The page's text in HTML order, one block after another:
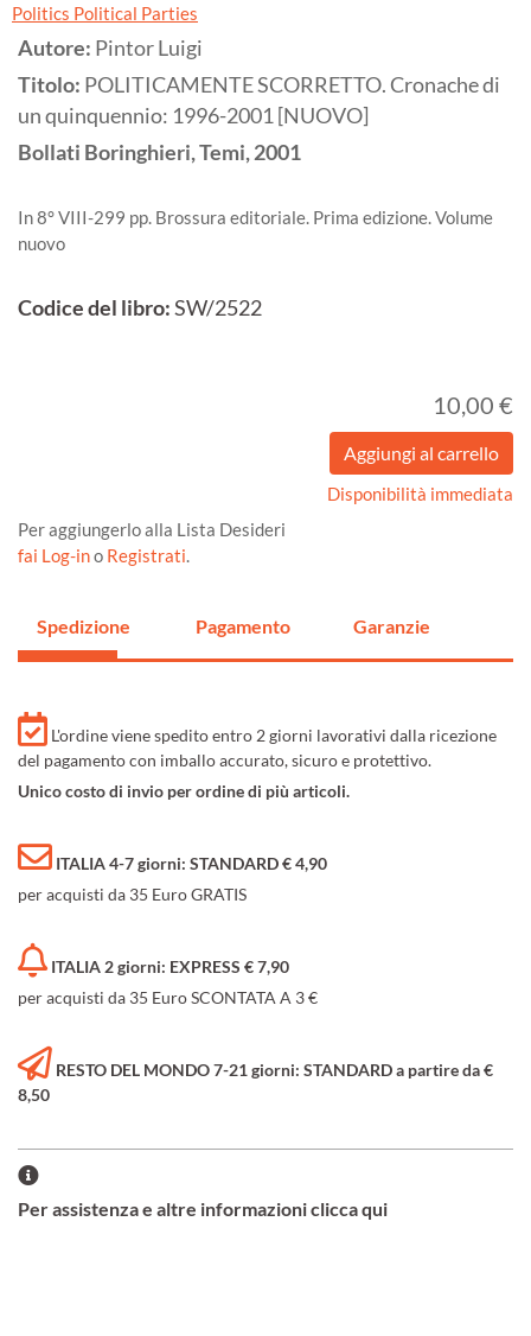
Politics Political Parties
Autore: Pintor Luigi
Titolo: POLITICAMENTE SCORRETTO. Cronache di
un quinquennio: 1996-2001 [NUOVO]
Bollati Boringhieri, Temi,2001
In 8° VIII-299 pp. Brossura editoriale. Prima edizione. Volume
nuovo
Codice del libro:SW/2522
10,00 €
Disponibilità immediata
Per aggiungerlo alla Lista Desideri
fai Log-ino Registrati.
Spedizione Pagamento Garanzie
L'ordine viene spedito entro 2 giorni lavorativi dalla ricezione
del pagamento con imballo accurato, sicuro e protettivo.
Unico costo di invio per ordine di più articoli.
ITALIA 4-7 giorni: STANDARD € 4,90
per acquisti da 35 Euro GRATIS
ITALIA 2 giorni: EXPRESS € 7,90
per acquisti da 35 Euro SCONTATA A 3 €
RESTO DEL MONDO 7-21 giorni: STANDARD a partire da €
8,50
Per assistenza e altre informazioni clicca qui